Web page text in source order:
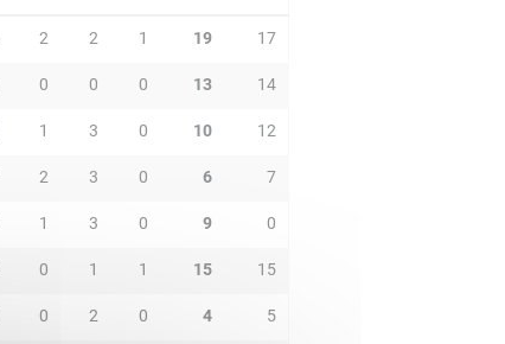
2 2 1 19 17
0 0 0 13 14
1 3 0 10 12
2 3 0 6 7
1 3 0 9 0
0 1 1 15 15
0 2 0 4 5